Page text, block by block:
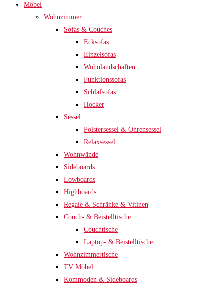
Möbel
Wohnzimmer
Sofas & Couches
Ecksofas
Einzelsofas
Wohnlandschaften
Funktionssofas
Schlafsofas
Hocker
Sessel
Polstersessel & Ohrensessel
Relaxsessel
Wohnwände
Sideboards
Lowboards
Highboards
Regale & Schränke & Vitinen
Couch- & Beistelltische
Couchtische
Laptop- & Beistelltische
Wohnzimmertische
TV Möbel
Kommoden & Sideboards